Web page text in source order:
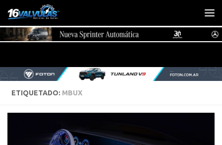
Saltar al contenido
ETIQUETADO: MBUX